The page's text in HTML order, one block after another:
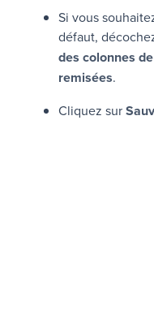
Si vous
défaut,
des colonnes
remisées.
Cliquez sur